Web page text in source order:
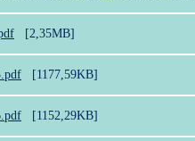
[2,35MB]
[1177,59KB]
[1152,29KB]